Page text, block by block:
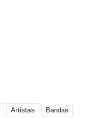
Artistas Bandas